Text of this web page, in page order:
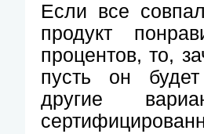
Если все
продукт
процентов, то,
пусть он
другие